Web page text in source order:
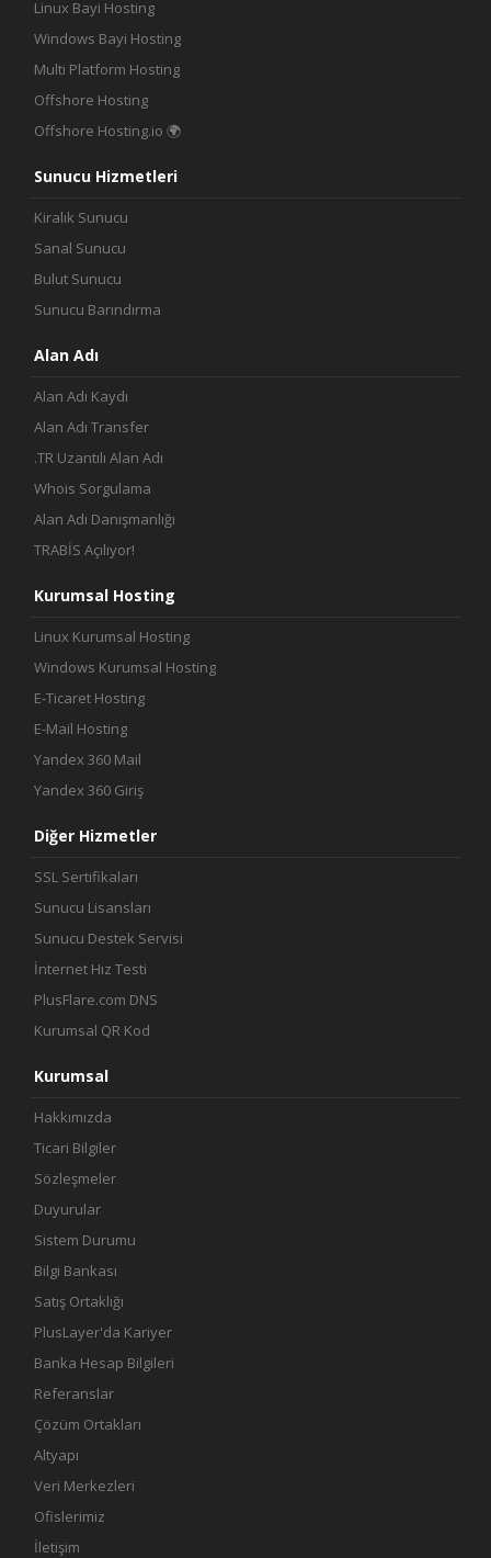
İletişim
Linux Bayi Hosting
Windows Bayi Hosting
Multi Platform Hosting
Offshore Hosting
Offshore Hosting.io 🌍
Sunucu Hizmetleri
Kiralık Sunucu
Sanal Sunucu
Bulut Sunucu
Sunucu Barındırma
Alan Adı
Alan Adı Kaydı
Alan Adı Transfer
.TR Uzantılı Alan Adı
Whois Sorgulama
Alan Adı Danışmanlığı
TRABİS Açılıyor!
Kurumsal Hosting
Linux Kurumsal Hosting
Windows Kurumsal Hosting
E-Ticaret Hosting
E-Mail Hosting
Yandex 360 Mail
Yandex 360 Giriş
Diğer Hizmetler
SSL Sertifikaları
Sunucu Lisansları
Sunucu Destek Servisi
İnternet Hız Testi
PlusFlare.com DNS
Kurumsal QR Kod
Kurumsal
Hakkımızda
Ticari Bilgiler
Sözleşmeler
Duyurular
Sistem Durumu
Bilgi Bankası
Satış Ortaklığı
PlusLayer'da Kariyer
Banka Hesap Bilgileri
Referanslar
Çözüm Ortakları
Altyapı
Veri Merkezleri
Ofislerimiz
İletişim